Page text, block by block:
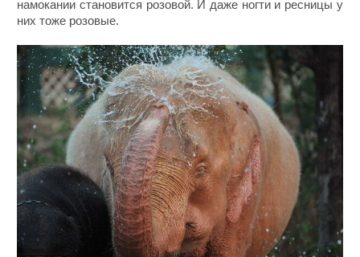
намокании становится розовой. И даже ногти и ресницы у
них тоже розовые.